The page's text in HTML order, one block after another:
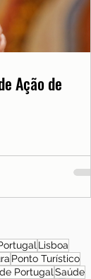
Ação de
Lisboa
Ponto Turístico
Portugal Saúde